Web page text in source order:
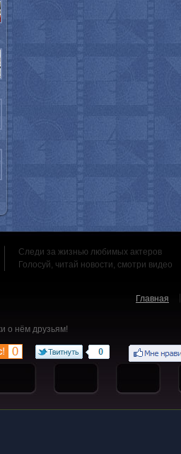
Следи за жизнью любимых актеров
Голосуй, читай новости, смотри видео
Главная
о нём друзьям!